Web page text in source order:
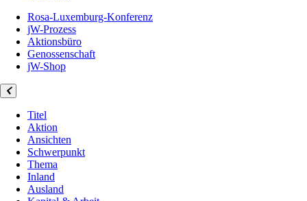
Rosa-Luxemburg-Konferenz
jW-Prozess
Aktionsbüro
Genossenschaft
jW-Shop
Titel
Aktion
Ansichten
Schwerpunkt
Thema
Inland
Ausland